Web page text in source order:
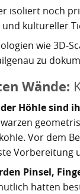
isoliert noch
kultureller
wie 3D-
zu
Wände:
Höhle sind
Vor dem
Vorbereitung
Pinsel,
hatten